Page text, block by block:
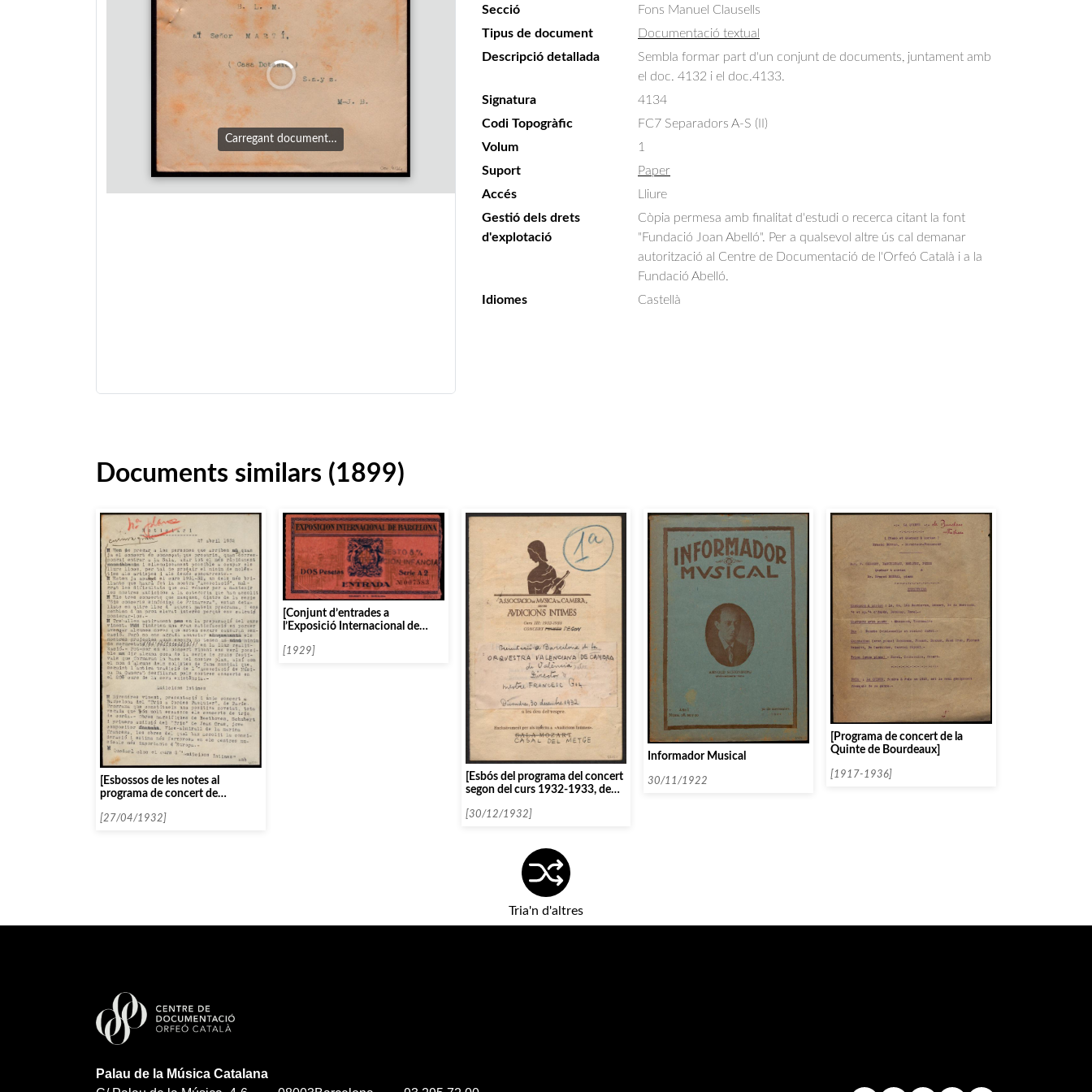
Carregant document…
Secció
Fons Manuel Clausells
Tipus de document
Documentació textual
Descripció detallada
Sembla formar part d'un conjunt de documents, juntament amb
el doc. 4132 i el doc.4133.
Signatura
4134
Codi Topogràfic
FC7 Separadors A-S (II)
Volum
1
Suport
Paper
Accés
Lliure
Gestió dels drets
d'explotació
Còpia permesa amb finalitat d'estudi o recerca citant la font
"Fundació Joan Abelló". Per a qualsevol altre ús cal demanar
autorització al Centre de Documentació de l'Orfeó Català i a la
Fundació Abelló.
Idiomes
Castellà
Documents similars (1899)
[Esbossos de les notes al
programa de concert de
direcció de Pau Casals i Baltasar
[27/04/1932]
[Conjunt d’entrades a
l’Exposició Internacional de
[1929]
[Esbós del programa del concert
segon del curs 1932-1933, de
Cambra]
[30/12/1932]
Informador Musical
30/11/1922
[Programa de concert de la
Quinte de Bourdeaux]
[1917-1936]
Tria'n d'altres
Palau de la Música Catalana